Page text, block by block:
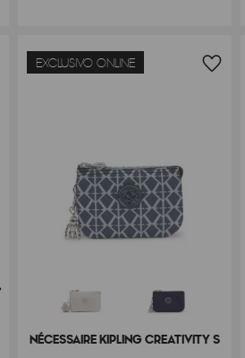
EXCLUSIVO ONLINE
NÉCESSAIRE KIPLING CREATIVITY S